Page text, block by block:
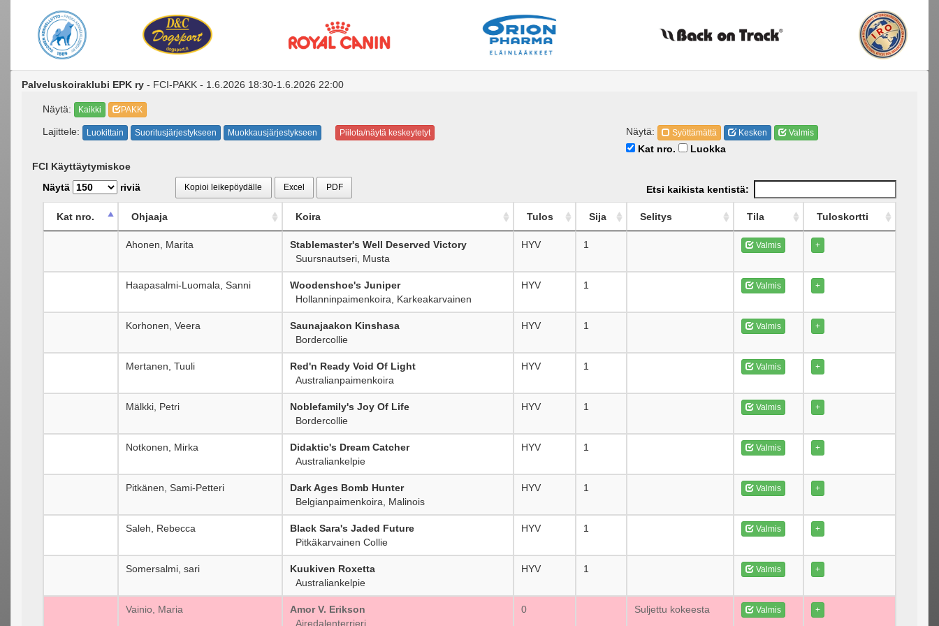
Palveluskoiraklubi EPK ry - FCI-PAKK - 1.6.2026 18:30-1.6.2026 22:00
Näytä: Kaikki PAKK
Lajittele: Luokittain Suoritusjärjestykseen Muokkausjärjestykseen Piilota/näytä keskeytetyt Näytä: Syöttämättä Kesken Valmis
Kat nro.
Luokka
FCI Käyttäytymiskoe
Näytä
riviä Kopioi leikepöydälle Excel PDF Etsi kaikista kentistä:
Kat nro. Ohjaaja Koira Tulos Sija Selitys Tila Tuloskortti
Ahonen, Marita
Stablemaster's Well Deserved Victory
Suursnautseri, Musta
HYV 1 Valmis +
Haapasalmi-Luomala, Sanni
Woodenshoe's Juniper
Hollanninpaimenkoira, Karkeakarvainen
HYV 1 Valmis +
Korhonen, Veera
Saunajaakon Kinshasa
Bordercollie
HYV 1 Valmis +
Mertanen, Tuuli
Red'n Ready Void Of Light
Australianpaimenkoira
HYV 1 Valmis +
Mälkki, Petri
Noblefamily's Joy Of Life
Bordercollie
HYV 1 Valmis +
Notkonen, Mirka
Didaktic's Dream Catcher
Australiankelpie
HYV 1 Valmis +
Pitkänen, Sami-Petteri
Dark Ages Bomb Hunter
Belgianpaimenkoira, Malinois
HYV 1 Valmis +
Saleh, Rebecca
Black Sara's Jaded Future
Pitkäkarvainen Collie
HYV 1 Valmis +
Somersalmi, sari
Kuukiven Roxetta
Australiankelpie
HYV 1 Valmis +
Vainio, Maria
Amor V. Erikson
Airedalenterrieri
0 Suljettu kokeesta Valmis +